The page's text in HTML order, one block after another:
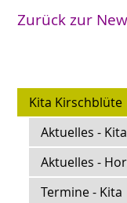
Zurück zur
Kita Kirschblüte
Aktuelles - Kita
Aktuelles -
Termine - Kita